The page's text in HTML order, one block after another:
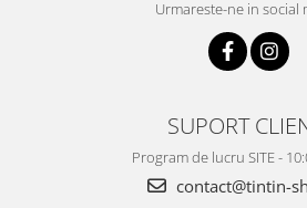
Urmareste-ne in social
SUPORT
Program de lucru SITE -
contact@tintin-